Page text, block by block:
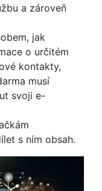
a zároveň
jak
o určitém
kontakty,
musí
svoji e-
s ním obsah.